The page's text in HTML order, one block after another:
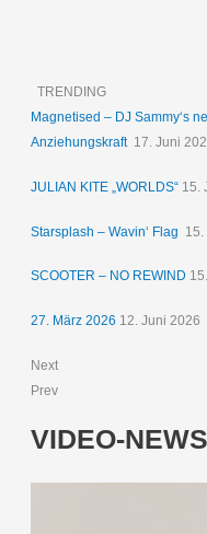
TRENDING
Magnetised – DJ Sammy‘s
Anziehungskraft 17. Juni
JULIAN KITE „WORLDS“ 15.
Starsplash – Wavin‘ Flag 15.
SCOOTER – NO REWIND
27. März 2026 12. Juni 2026
Next
Prev
VIDEO-NEWS